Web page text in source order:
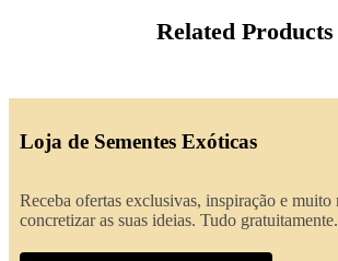
Related Products
Loja de Sementes Exóticas
Receba ofertas exclusivas, inspiração e muito
concretizar as suas ideias. Tudo gratuitamente.